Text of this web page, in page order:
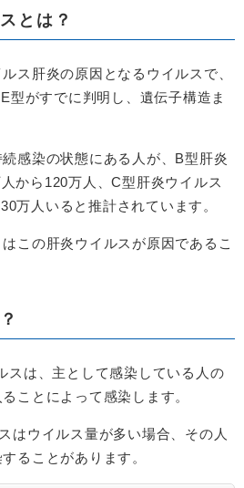
とは？
ス肝炎の原因となるウイルスで、
型がすでに判明し、遺伝子構造ま
感染の状態にある人が、B型肝炎
から120万人、C型肝炎ウイルス
万人いると推計されています。
この肝炎ウイルスが原因であるこ
は、主として感染している人の
ことによって感染します。
はウイルス量が多い場合、その人
ることがあります。